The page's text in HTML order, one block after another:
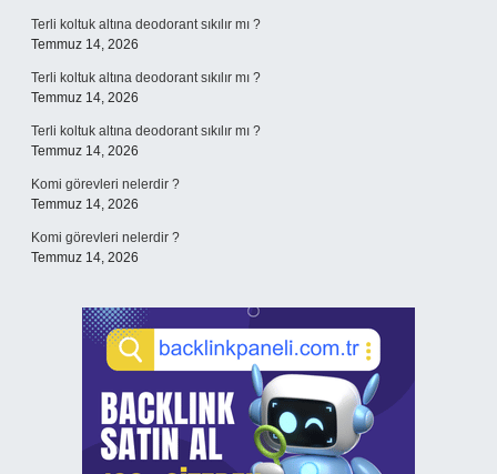
Terli koltuk altına deodorant sıkılır mı ?
Temmuz 14, 2026
Terli koltuk altına deodorant sıkılır mı ?
Temmuz 14, 2026
Terli koltuk altına deodorant sıkılır mı ?
Temmuz 14, 2026
Komi görevleri nelerdir ?
Temmuz 14, 2026
Komi görevleri nelerdir ?
Temmuz 14, 2026